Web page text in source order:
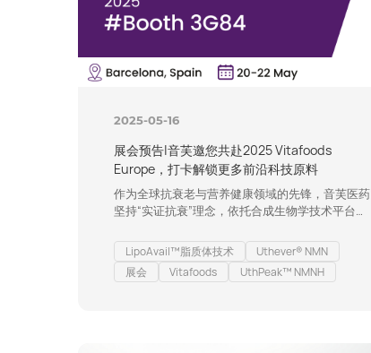
2025-05-16
展会预告|音芙邀您共赴2025 Vitafoods
Europe，打卡解锁更多前沿科技原料
作为全球抗衰老与营养健康领域的先锋，音芙医药
坚持“实证抗衰”理念，依托合成生物学技术平台与
在即将到来的Vitafoods Europe 2025（2025年5
月20-22日，西班牙巴塞罗那），音芙将携多款突
破性原料亮相展位3G84，与全球伙伴共探抗衰与
LipoAvail™脂质体技术
Uthever® NMN
展会
Vitafoods UthPeak™ NMNH